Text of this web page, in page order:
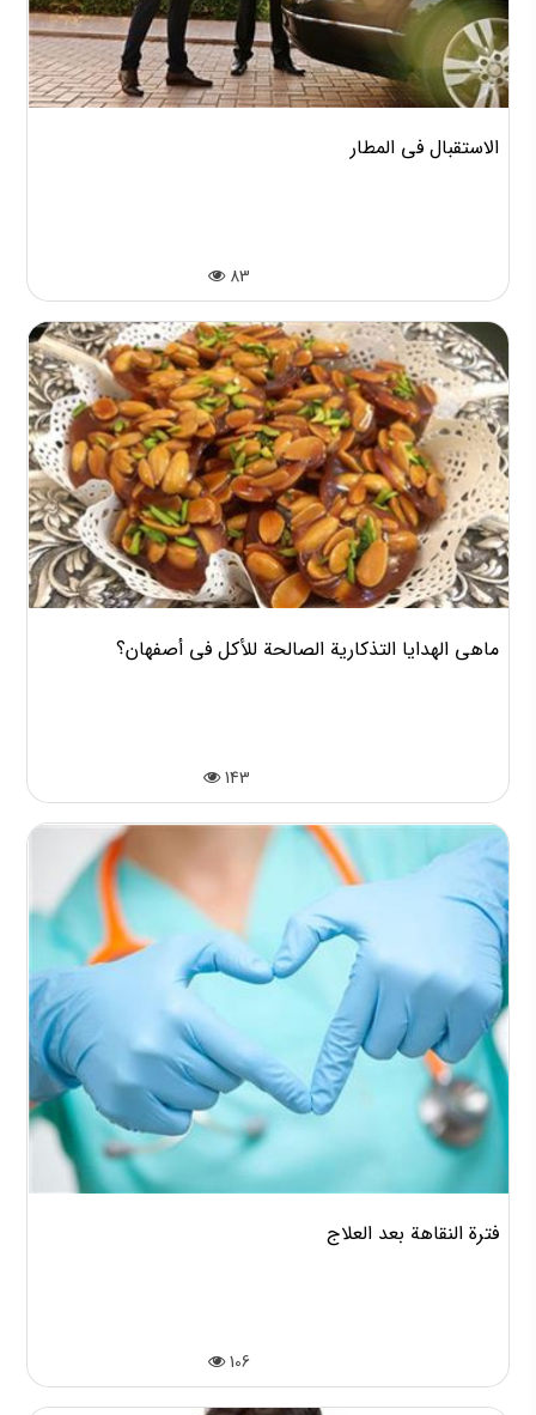
الاستقبال في المطار
83
ماهي الهدايا التذكارية الصالحة للأكل في أصفهان؟
143
فترة النقاهة بعد العلاج
106